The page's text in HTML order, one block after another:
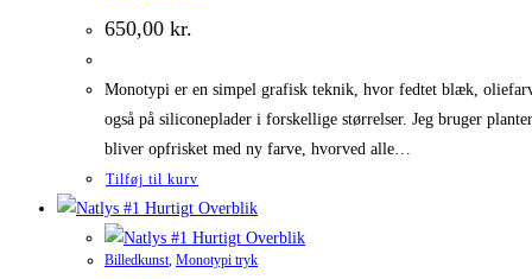
650,00 kr.
Monotypi er en simpel grafisk teknik, hvor fedtet blæk,
også på siliconeplader i forskellige størrelser. Jeg bruger
bliver opfrisket med ny farve, hvorved alle…
Tilføj til kurv
Hurtigt Overblik
Hurtigt Overblik
Billedkunst Monotypi tryk